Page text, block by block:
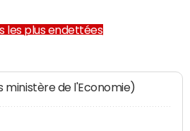
les plus endettées
ministère de l'Economie)